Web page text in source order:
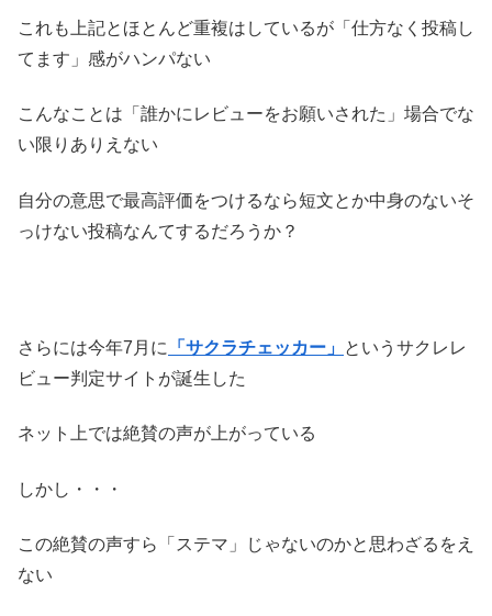
これも上記とほとんど重複はしているが「仕方なく投稿し
てます」感がハンパない
こんなことは「誰かにレビューをお願いされた」場合でな
い限りありえない
自分の意思で最高評価をつけるなら短文とか中身のないそ
っけない投稿なんてするだろうか？
さらには今年7月に 「サクラチェッカー」 というサクレレ
ビュー判定サイトが誕生した
ネット上では絶賛の声が上がっている
しかし・・・
この絶賛の声すら「ステマ」じゃないのかと思わざるをえ
ない